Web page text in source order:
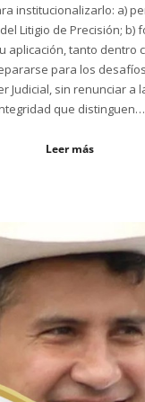
institucionalizarlo: a)
Litigio de Precisión; b)
aplicación, tanto dentro
para los
Judicial, sin renunciar a
que distinguen…
Leer más